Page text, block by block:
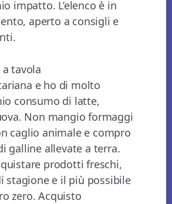
impatto. L’elenco è in
aperto a consigli e
tavola
e ho di molto
consumo di latte,
Non mangio formaggi
caglio animale e compro
galline allevate a terra.
prodotti freschi,
stagione e il più possibile
zero. Acquisto